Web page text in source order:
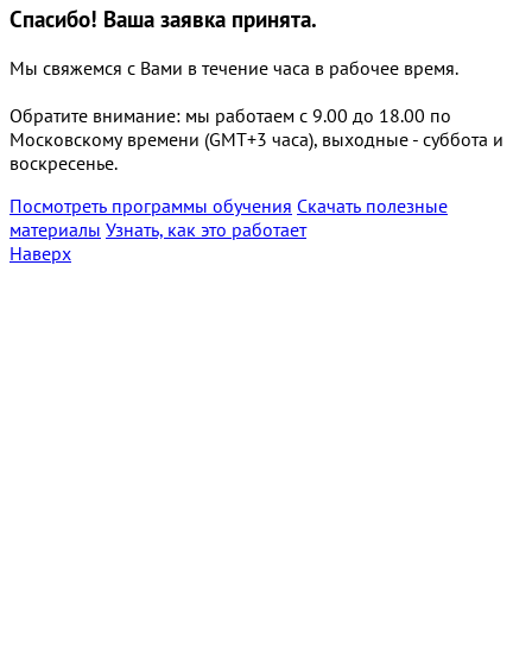
Спасибо! Ваша заявка принята.
Мы свяжемся с Вами в течение часа в рабочее время.
Обратите внимание: мы работаем с 9.00 до 18.00 по
Московскому времени (GMT+3 часа), выходные - суббота и
воскресенье.
Посмотреть программы обучения Скачать полезные
материалы Узнать, как это работает
Наверх